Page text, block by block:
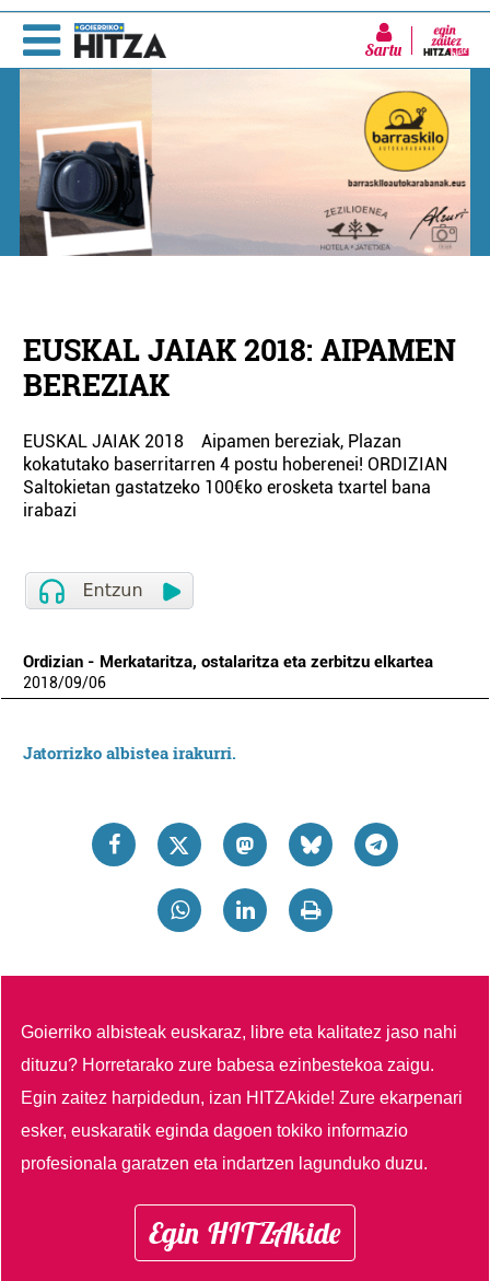
Sartu
EUSKAL JAIAK 2018: AIPAMEN
BEREZIAK
EUSKAL JAIAK 2018 Aipamen bereziak, Plazan
kokatutako baserritarren 4 postu hoberenei! ORDIZIAN
Saltokietan gastatzeko 100€ko erosketa txartel bana
irabazi
Ordizian - Merkataritza, ostalaritza eta zerbitzu elkartea
2018/09/06
Jatorrizko albistea irakurri.
Goierriko albisteak euskaraz, libre eta kalitatez jaso nahi
dituzu? Horretarako zure babesa ezinbestekoa zaigu.
Egin zaitez harpidedun, izan HITZAkide!Zure ekarpenari
esker, euskaratik eginda dagoen tokiko informazio
profesionala garatzen eta indartzen lagunduko duzu.
Egin HITZAkide